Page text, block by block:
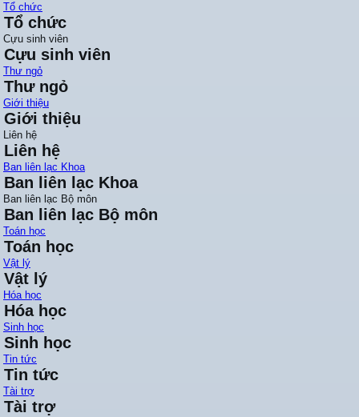
Tổ chức
Tổ chức
Cựu sinh viên
Cựu sinh viên
Thư ngỏ
Thư ngỏ
Giới thiệu
Giới thiệu
Liên hệ
Liên hệ
Ban liên lạc Khoa
Ban liên lạc Khoa
Ban liên lạc Bộ môn
Ban liên lạc Bộ môn
Toán học
Toán học
Vật lý
Vật lý
Hóa học
Hóa học
Sinh học
Sinh học
Tin tức
Tin tức
Tài trợ
Tài trợ